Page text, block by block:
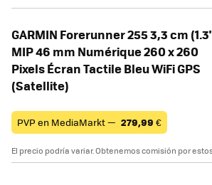
GARMIN Forerunner 255 3,3 cm
MIP 46 mm Numérique 260 x 260
Pixels Écran Tactile Bleu WiFi GPS
(Satellite)
PVP en MediaMarkt — 279,99 €
El precio podría variar. Obtenemos comisión por